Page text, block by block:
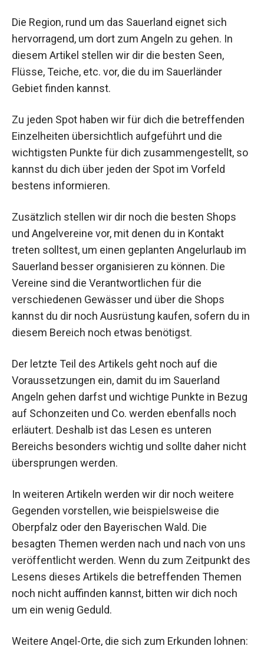
Die Region, rund um das Sauerland eignet sich
hervorragend, um dort zum Angeln zu gehen. In
diesem Artikel stellen wir dir die besten Seen,
Flüsse, Teiche, etc. vor, die du im Sauerländer
Gebiet finden kannst.
Zu jeden Spot haben wir für dich die betreffenden
Einzelheiten übersichtlich aufgeführt und die
wichtigsten Punkte für dich zusammengestellt, so
kannst du dich über jeden der Spot im Vorfeld
bestens informieren.
Zusätzlich stellen wir dir noch die besten Shops
und Angelvereine vor, mit denen du in Kontakt
treten solltest, um einen geplanten Angelurlaub im
Sauerland besser organisieren zu können. Die
Vereine sind die Verantwortlichen für die
verschiedenen Gewässer und über die Shops
kannst du dir noch Ausrüstung kaufen, sofern du in
diesem Bereich noch etwas benötigst.
Der letzte Teil des Artikels geht noch auf die
Voraussetzungen ein, damit du im Sauerland
Angeln gehen darfst und wichtige Punkte in Bezug
auf Schonzeiten und Co. werden ebenfalls noch
erläutert. Deshalb ist das Lesen es unteren
Bereichs besonders wichtig und sollte daher nicht
übersprungen werden.
In weiteren Artikeln werden wir dir noch weitere
Gegenden vorstellen, wie beispielsweise die
Oberpfalz oder den Bayerischen Wald. Die
besagten Themen werden nach und nach von uns
veröffentlicht werden. Wenn du zum Zeitpunkt des
Lesens dieses Artikels die betreffenden Themen
noch nicht auffinden kannst, bitten wir dich noch
um ein wenig Geduld.
Weitere Angel-Orte, die sich zum Erkunden lohnen: